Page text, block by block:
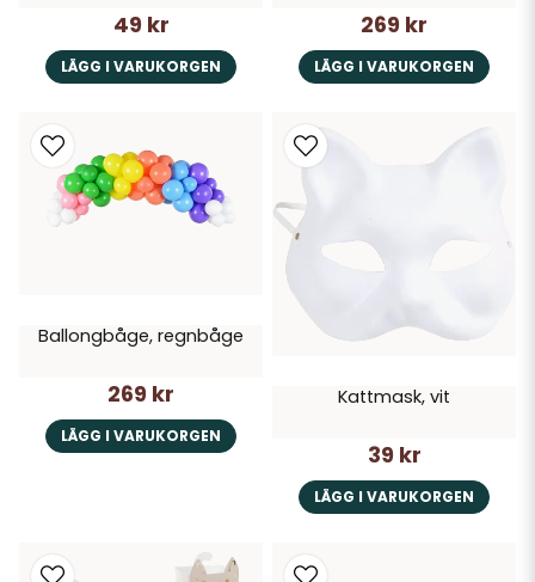
49 kr
LÄGG I VARUKORGEN
269 kr
LÄGG I VARUKORGEN
Ballongbåge, regnbåge
269 kr
LÄGG I VARUKORGEN
Kattmask, vit
39 kr
LÄGG I VARUKORGEN